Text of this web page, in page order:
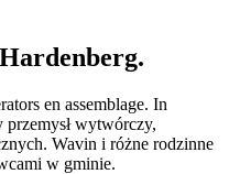
Hardenberg.
en assemblage. In
przemysł wytwórczy,
Wavin i różne rodzinne
w gminie.